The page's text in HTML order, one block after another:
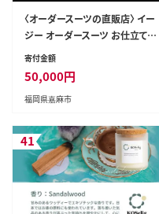
〈オーダースーツの直販店〉 イー
ジー オーダースーツ お仕立て
補助券 （15,000円）
寄付金額
50,000円
福岡県嘉麻市
41